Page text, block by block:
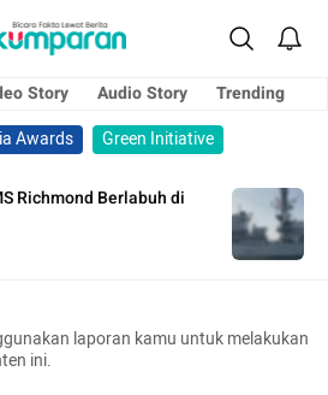
Story Audio Story
Trending
Awards
Green Initiative
Richmond Berlabuh di
laporan kamu untuk melakukan
ini.